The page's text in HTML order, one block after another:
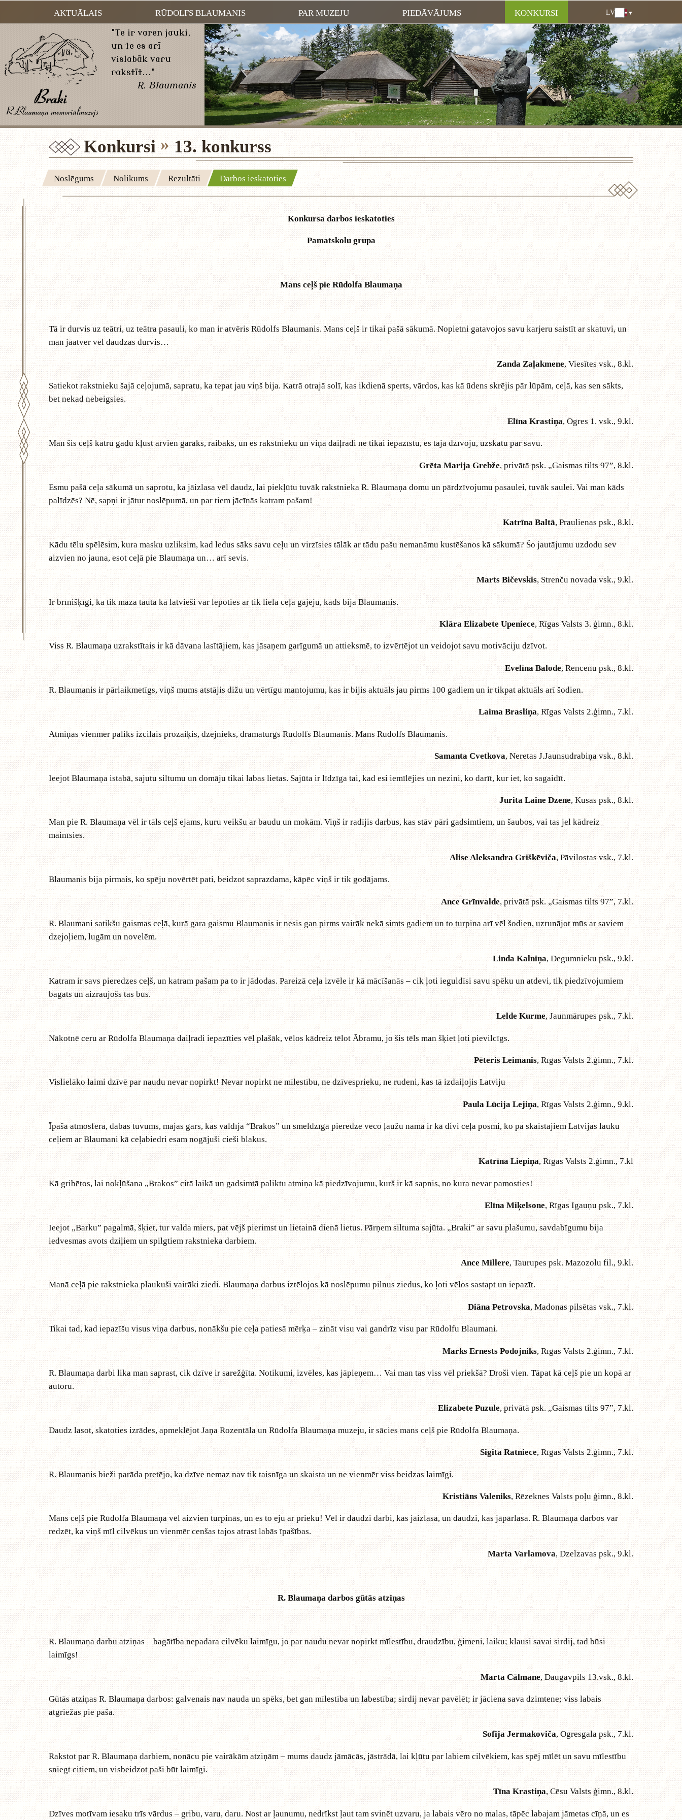
AKTUĀLAIS RŪDOLFS BLAUMANIS PAR MUZEJU PIEDĀVĀJUMS KONKURSI
LV
LV
EN
DE
RU
LT
EE
FI
"Te ir varen jauki,
un te es arī
vislabāk varu
rakstīt..."
R. Blaumanis
Konkursi 13. konkurss
Noslēgums Nolikums Rezultāti Darbos ieskatoties
Konkursa darbos ieskatoties
Pamatskolu grupa
Mans ceļš pie Rūdolfa Blaumaņa
Tā ir durvis uz teātri, uz teātra pasauli, ko man ir atvēris Rūdolfs Blaumanis. Mans ceļš ir tikai pašā sākumā. Nopietni gatavojos savu karjeru saistīt ar skatuvi, un
man jāatver vēl daudzas durvis…
Zanda Zaļakmene, Viesītes vsk., 8.kl.
Satiekot rakstnieku šajā ceļojumā, sapratu, ka tepat jau viņš bija. Katrā otrajā solī, kas ikdienā sperts, vārdos, kas kā ūdens skrējis pār lūpām, ceļā, kas sen sākts,
bet nekad nebeigsies.
Elīna Krastiņa, Ogres 1. vsk., 9.kl.
Man šis ceļš katru gadu kļūst arvien garāks, raibāks, un es rakstnieku un viņa daiļradi ne tikai iepazīstu, es tajā dzīvoju, uzskatu par savu.
Grēta Marija Grebže, privātā psk. „Gaismas tilts 97”, 8.kl.
Esmu pašā ceļa sākumā un saprotu, ka jāizlasa vēl daudz, lai piekļūtu tuvāk rakstnieka R. Blaumaņa domu un pārdzīvojumu pasaulei, tuvāk saulei. Vai man kāds
palīdzēs? Nē, sapņi ir jātur noslēpumā, un par tiem jācīnās katram pašam!
Katrīna Baltā, Praulienas psk., 8.kl.
Kādu tēlu spēlēsim, kura masku uzliksim, kad ledus sāks savu ceļu un virzīsies tālāk ar tādu pašu nemanāmu kustēšanos kā sākumā? Šo jautājumu uzdodu sev
aizvien no jauna, esot ceļā pie Blaumaņa un… arī sevis.
Marts Bičevskis, Strenču novada vsk., 9.kl.
Ir brīnišķīgi, ka tik maza tauta kā latvieši var lepoties ar tik liela ceļa gājēju, kāds bija Blaumanis.
Klāra Elizabete Upeniece, Rīgas Valsts 3. ģimn., 8.kl.
Viss R. Blaumaņa uzrakstītais ir kā dāvana lasītājiem, kas jāsaņem garīgumā un attieksmē, to izvērtējot un veidojot savu motivāciju dzīvot.
Evelīna Balode, Rencēnu psk., 8.kl.
R. Blaumanis ir pārlaikmetīgs, viņš mums atstājis dižu un vērtīgu mantojumu, kas ir bijis aktuāls jau pirms 100 gadiem un ir tikpat aktuāls arī šodien.
Laima Brasliņa, Rīgas Valsts 2.ģimn., 7.kl.
Atmiņās vienmēr paliks izcilais prozaiķis, dzejnieks, dramaturgs Rūdolfs Blaumanis. Mans Rūdolfs Blaumanis.
Samanta Cvetkova, Neretas J.Jaunsudrabiņa vsk., 8.kl.
Ieejot Blaumaņa istabā, sajutu siltumu un domāju tikai labas lietas. Sajūta ir līdzīga tai, kad esi iemīlējies un nezini, ko darīt, kur iet, ko sagaidīt.
Jurita Laine Dzene, Kusas psk., 8.kl.
Man pie R. Blaumaņa vēl ir tāls ceļš ejams, kuru veikšu ar baudu un mokām. Viņš ir radījis darbus, kas stāv pāri gadsimtiem, un šaubos, vai tas jel kādreiz
mainīsies.
Alise Aleksandra Griškēviča, Pāvilostas vsk., 7.kl.
Blaumanis bija pirmais, ko spēju novērtēt pati, beidzot saprazdama, kāpēc viņš ir tik godājams.
Ance Grīnvalde, privātā psk. „Gaismas tilts 97”, 7.kl.
R. Blaumani satikšu gaismas ceļā, kurā gara gaismu Blaumanis ir nesis gan pirms vairāk nekā simts gadiem un to turpina arī vēl šodien, uzrunājot mūs ar saviem
dzejoļiem, lugām un novelēm.
Linda Kalniņa, Degumnieku psk., 9.kl.
Katram ir savs pieredzes ceļš, un katram pašam pa to ir jādodas. Pareizā ceļa izvēle ir kā mācīšanās – cik ļoti ieguldīsi savu spēku un atdevi, tik piedzīvojumiem
bagāts un aizraujošs tas būs.
Lelde Kurme, Jaunmārupes psk., 7.kl.
Nākotnē ceru ar Rūdolfa Blaumaņa daiļradi iepazīties vēl plašāk, vēlos kādreiz tēlot Ābramu, jo šis tēls man šķiet ļoti pievilcīgs.
Pēteris Leimanis, Rīgas Valsts 2.ģimn., 7.kl.
Vislielāko laimi dzīvē par naudu nevar nopirkt! Nevar nopirkt ne mīlestību, ne dzīvesprieku, ne rudeni, kas tā izdaiļojis Latviju
Paula Lūcija Lejiņa, Rīgas Valsts 2.ģimn., 9.kl.
Īpašā atmosfēra, dabas tuvums, mājas gars, kas valdīja “Brakos” un smeldzīgā pieredze veco ļaužu namā ir kā divi ceļa posmi, ko pa skaistajiem Latvijas lauku
ceļiem ar Blaumani kā ceļabiedri esam nogājuši cieši blakus.
Katrīna Liepiņa, Rīgas Valsts 2.ģimn., 7.kl
Kā gribētos, lai nokļūšana „Brakos” citā laikā un gadsimtā paliktu atmiņa kā piedzīvojumu, kurš ir kā sapnis, no kura nevar pamosties!
Elīna Miķelsone, Rīgas Igauņu psk., 7.kl.
Ieejot „Barku” pagalmā, šķiet, tur valda miers, pat vējš pierimst un lietainā dienā lietus. Pārņem siltuma sajūta. „Braki” ar savu plašumu, savdabīgumu bija
iedvesmas avots dziļiem un spilgtiem rakstnieka darbiem.
Ance Millere, Taurupes psk. Mazozolu fil., 9.kl.
Manā ceļā pie rakstnieka plaukuši vairāki ziedi. Blaumaņa darbus iztēlojos kā noslēpumu pilnus ziedus, ko ļoti vēlos sastapt un iepazīt.
Diāna Petrovska, Madonas pilsētas vsk., 7.kl.
Tikai tad, kad iepazīšu visus viņa darbus, nonākšu pie ceļa patiesā mērķa – zināt visu vai gandrīz visu par Rūdolfu Blaumani.
Marks Ernests Podojniks, Rīgas Valsts 2.ģimn., 7.kl.
R. Blaumaņa darbi lika man saprast, cik dzīve ir sarežģīta. Notikumi, izvēles, kas jāpieņem… Vai man tas viss vēl priekšā? Droši vien. Tāpat kā ceļš pie un kopā ar
autoru.
Elizabete Puzule, privātā psk. „Gaismas tilts 97”, 7.kl.
Daudz lasot, skatoties izrādes, apmeklējot Jaņa Rozentāla un Rūdolfa Blaumaņa muzeju, ir sācies mans ceļš pie Rūdolfa Blaumaņa.
Sigita Ratniece, Rīgas Valsts 2.ģimn., 7.kl.
R. Blaumanis bieži parāda pretējo, ka dzīve nemaz nav tik taisnīga un skaista un ne vienmēr viss beidzas laimīgi.
Kristiāns Valeniks, Rēzeknes Valsts poļu ģimn., 8.kl.
Mans ceļš pie Rūdolfa Blaumaņa vēl aizvien turpinās, un es to eju ar prieku! Vēl ir daudzi darbi, kas jāizlasa, un daudzi, kas jāpārlasa. R. Blaumaņa darbos var
redzēt, ka viņš mīl cilvēkus un vienmēr cenšas tajos atrast labās īpašības.
Marta Varlamova, Dzelzavas psk., 9.kl.
R. Blaumaņa darbos gūtās atziņas
R. Blaumaņa darbu atziņas – bagātība nepadara cilvēku laimīgu, jo par naudu nevar nopirkt mīlestību, draudzību, ģimeni, laiku; klausi savai sirdij, tad būsi
laimīgs!
Marta Cālmane, Daugavpils 13.vsk., 8.kl.
Gūtās atziņas R. Blaumaņa darbos: galvenais nav nauda un spēks, bet gan mīlestība un labestība; sirdij nevar pavēlēt; ir jāciena sava dzimtene; viss labais
atgriežas pie paša.
Sofija Jermakoviča, Ogresgala psk., 7.kl.
Rakstot par R. Blaumaņa darbiem, nonācu pie vairākām atziņām – mums daudz jāmācās, jāstrādā, lai kļūtu par labiem cilvēkiem, kas spēj mīlēt un savu mīlestību
sniegt citiem, un visbeidzot paši būt laimīgi.
Tīna Krastiņa, Cēsu Valsts ģimn., 8.kl.
Dzīves motīvam iesaku trīs vārdus – gribu, varu, daru. Nost ar ļaunumu, nedrīkst ļaut tam svinēt uzvaru, ja labais vēro no malas, tāpēc labajam jāmetas cīņā, un es